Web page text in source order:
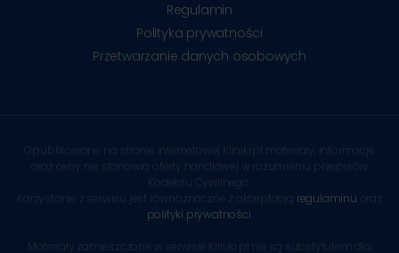
Regulamin
Polityka prywatności
Przetwarzanie danych osobowych
Opublikowane na stronie internetowej Kliniki.pl materiały, informacje
oraz ceny nie stanowią oferty handlowej w rozumieniu przepisów
Kodeksu Cywilnego.
Korzystanie z serwisu jest równoznaczne z akceptacją regulaminu oraz
polityki prywatności
Materiały zamieszczone w serwisie Kliniki.pl nie są substytutem dla